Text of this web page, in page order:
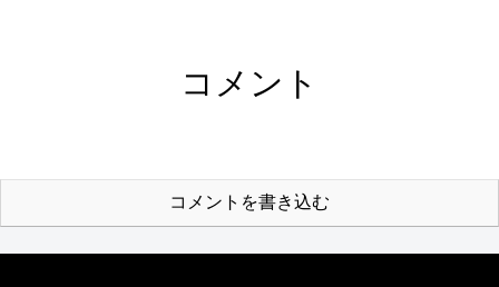
コメント
コメントを書き込む